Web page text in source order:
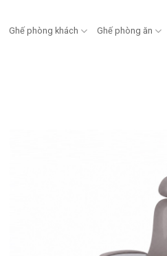
Ghế phòng khách Ghế phòng ăn